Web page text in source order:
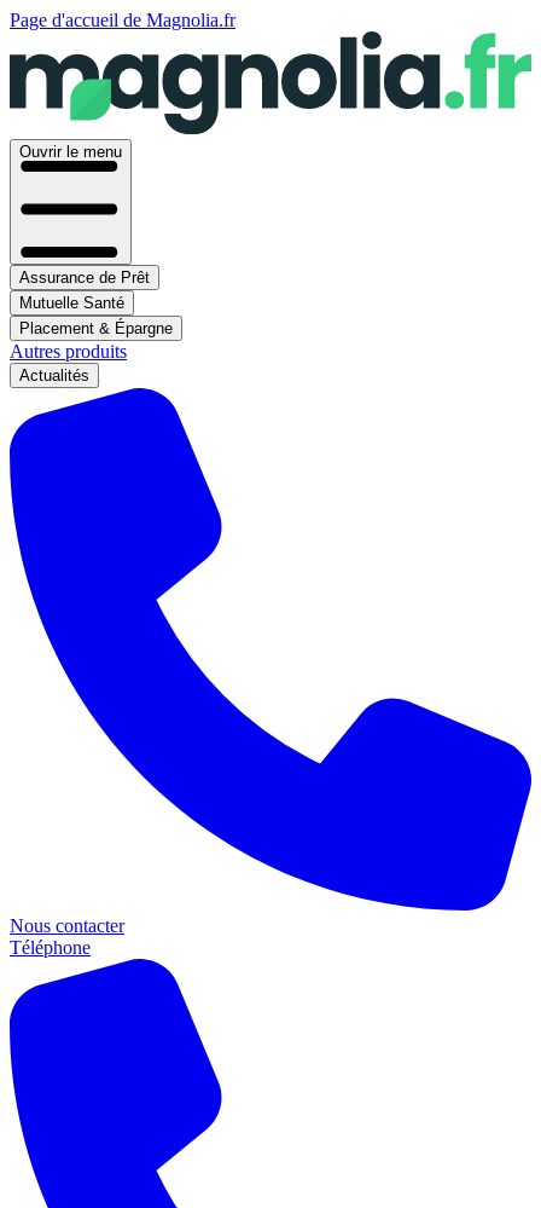
Page d'accueil de Magnolia.fr
Ouvrir le menu
Assurance de Prêt
Mutuelle Santé
Placement & Épargne
Autres produits
Actualités
Nous contacter
Téléphone